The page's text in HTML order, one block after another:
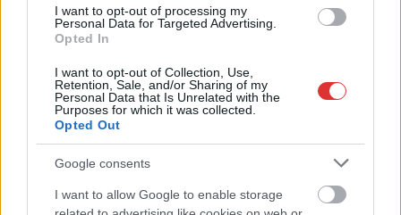
I want to opt-out of processing my
Personal Data for Targeted Advertising.
Opted In
I want to opt-out of Collection, Use,
Retention, Sale, and/or Sharing of my
Personal Data that Is Unrelated with the
Purposes for which it was collected.
Opted Out
Google consents
I want to allow Google to enable storage